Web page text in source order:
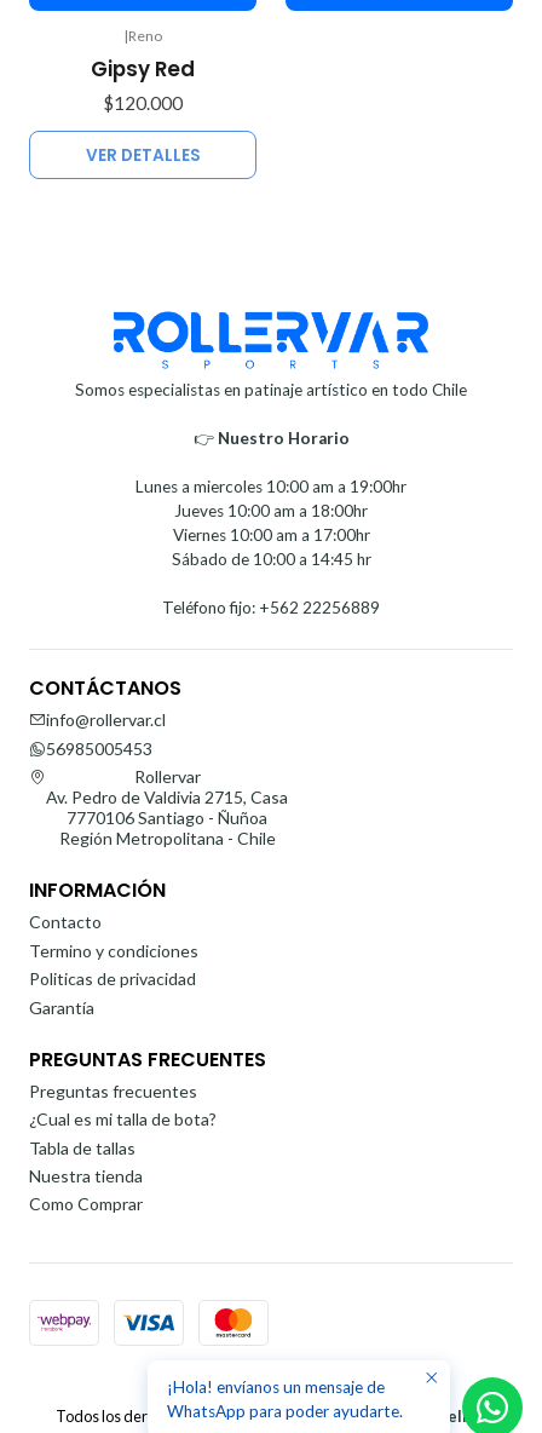
|Reno
Gipsy Red
$120.000
VER DETALLES
Somos especialistas en patinaje artístico en todo Chile
👉 Nuestro Horario⁣⁣
Lunes a miercoles 10:00 am a 19:00hr
Jueves 10:00 am a 18:00hr
Viernes 10:00 am a 17:00hr
Sábado de 10:00 a 14:45 hr
Teléfono fijo: +562 22256889
CONTÁCTANOS
info@rollervar.cl
56985005453
Rollervar
Av. Pedro de Valdivia 2715, Casa
7770106 Santiago - Ñuñoa
Región Metropolitana - Chile
INFORMACIÓN
Contacto
Termino y condiciones
Politicas de privacidad
Garantía
PREGUNTAS FRECUENTES
Preguntas frecuentes
¿Cual es mi talla de bota?
Tabla de tallas
Nuestra tienda
Como Comprar
2026 Rollervar.
Todos los derechos reservados.Desarrollado por Jumpseller.
¡Hola! envíanos un mensaje de
WhatsApp para poder ayudarte.